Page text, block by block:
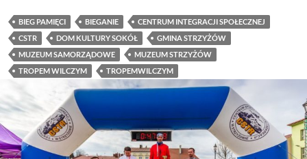
BIEG PAMIĘCI BIEGANIE
CENTRUM INTEGRACJI SPOŁECZNEJ
CSTR
DOM KULTURY SOKÓŁ
GMINA STRZYŻÓW
MUZEUM SAMORZĄDOWE
MUZEUM STRZYŻÓW
TROPEM WILCZYM
TROPEMWILCZYM